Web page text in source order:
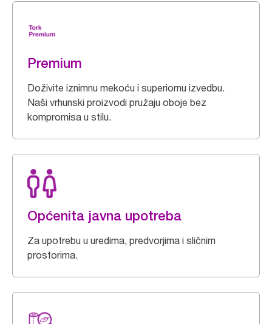
Premium
Doživite iznimnu mekoću i superiornu izvedbu.
Naši vrhunski proizvodi pružaju oboje bez
kompromisa u stilu.
Općenita javna upotreba
Za upotrebu u uredima, predvorjima i sličnim
prostorima.